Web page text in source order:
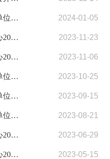
北京市应急管理局局属事业单位2023年度面向社会公开招聘工作人员拟聘用人员公示 2024-01-05
北京市应急能力建设促进中心2023年第二次公开招聘工作人员拟聘用人员公示 2023-11-23
北京市应急能力建设促进中心2023年第二次公开招聘工作人员公告 2023-11-06
北京市应急管理局局属事业单位2023年度面向社会公开招聘工作人员面试及综合成绩公告 2023-10-25
北京市应急管理局局属事业单位2023年面向社会公开招聘工作人员笔试公告 2023-09-15
北京市应急管理局局属事业单位2023年度面向社会公开招聘工作人员公告 2023-08-21
北京市应急能力建设促进中心2023年公开招聘工作人员拟聘用人员公示 2023-06-29
北京市应急能力建设促进中心2023年公开招聘工作人员公告 2023-05-15